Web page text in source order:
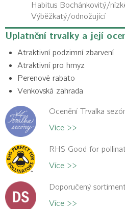
Habitus Bochánkovitý/
Výběžkatý/odnožující
Uplatnění trvalky a její
Atraktivní podzimní zbarvení
Atraktivní pro hmyz
Perenové rabato
Venkovská zahrada
Ocenění Trvalka
Více >>
RHS Good for
Více >>
Doporučený
Více >>